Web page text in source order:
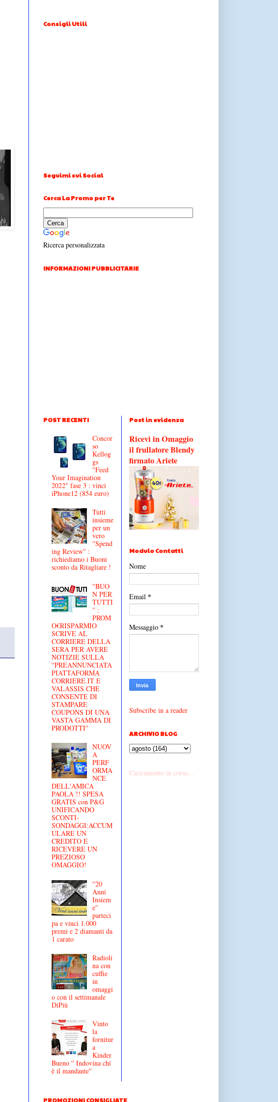
Consigli Utili
Seguimi sui Social
Cerca La Promo per Te
Ricerca personalizzata
INFORMAZIONI PUBBLICITARIE
POST RECENTI
Concor
so
Kellog
gs
"Feed
Your Imagination
2022" fase 3 : vinci
iPhone12 (854 euro)
Tutti
insieme
per un
vero
''Spend
ing Review'' :
richiediamo i Buoni
sconto da Ritagliare !
''BUO
N PER
TUTTI
'' :
PROM
O€RISPARMIO
SCRIVE AL
CORRIERE DELLA
SERA PER AVERE
NOTIZIE SULLA
''PREANNUNCIATA
PIATTAFORMA
CORRIERE.IT E
VALASSIS CHE
CONSENTE DI
STAMPARE
COUPONS DI UNA
VASTA GAMMA DI
PRODOTTI''
NUOV
A
PERF
ORMA
NCE
DELL'AMICA
PAOLA !! SPESA
GRATIS con P&G
UNIFICANDO
SCONTI-
SONDAGGI:ACCUM
ULARE UN
CREDITO E
RICEVERE UN
PREZIOSO
OMAGGIO!
''20
Anni
Insiem
e''
parteci
pa e vinci 1.000
premi e 2 diamanti da
1 carato
Radioli
na con
cuffie
in
omaggi
o con il settimanale
DiPiù
Vinto
la
fornitur
a
Kinder
Bueno '' Indovina chi
è il mandante''
Post in evidenza
Ricevi in Omaggio
il frullatore Blendy
firmato Ariete
Modulo Contatti
Nome
Email *
Messaggio *
Subscribe in a reader
ARCHIVIO BLOG
Caricamento in corso...
PROMOZIONI CONSIGLIATE